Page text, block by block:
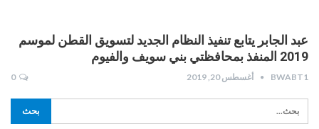
عبد الجابر يتابع تنفيذ النظام الجديد لتسويق القطن لموسم
2019 المنفذ بمحافظتي بني سويف والفيوم
BWABT1 أغسطس 20, 2019 0